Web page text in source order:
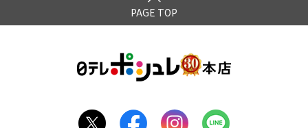
PAGE TOP